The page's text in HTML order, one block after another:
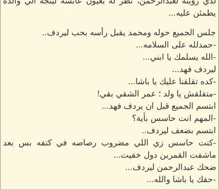
يطمئن عليه...
جلس الجميع حوله ومحمد يقبل رأسه بحب ليردف..
-حمدلله على السلامه...
-الله يسلمك يا ابني...
ليردف فهد...
-كده تقلقنا عليك يا باشا...
-متقلقش يا ولد ؛ عمر الشقي بقي!
ابتسم الجميع قبل ان يردف فهد...
-المهم انت حاسس بأية؟
ابتسم بضعف ليردف..
-كنت حاسس زي اللي مضروب رصاصه في كتفه بس بعد
ماشفت القمرين دول خفيت...
ضحك عبدالرحمن ليردف...
-حقك يا باشا والله...